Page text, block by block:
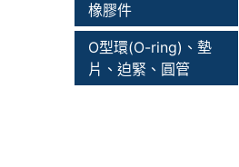
橡膠件
O型環(O-ring)、墊
片、迫緊、圓管